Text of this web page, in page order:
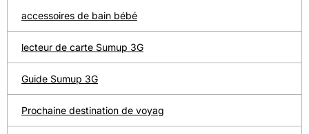
accessoires de bain bébé
lecteur de carte Sumup 3G
Guide Sumup 3G
Prochaine destination de voyag